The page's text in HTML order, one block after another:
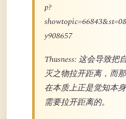
p?
y908657
Thusness: 这会导致把
灭之物拉开距离，而
在本质上正是觉知本
需要拉开距离的。